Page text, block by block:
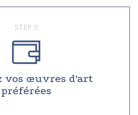
STEP 5
vos œuvres d'art
préférées